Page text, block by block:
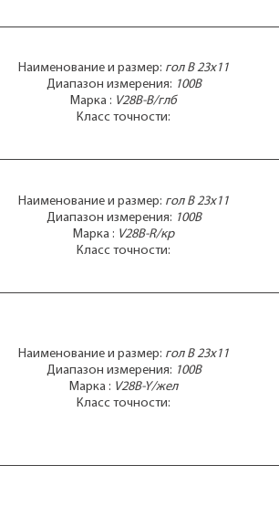
Наименование и размер: гол В 23x11
Диапазон измерения: 100В
Марка : V28B-B/глб
Класс точности:
Наименование и размер: гол В 23x11
Диапазон измерения: 100В
Марка : V28B-R/кр
Класс точности:
Наименование и размер: гол В 23x11
Диапазон измерения: 100В
Марка : V28B-Y/жел
Класс точности: